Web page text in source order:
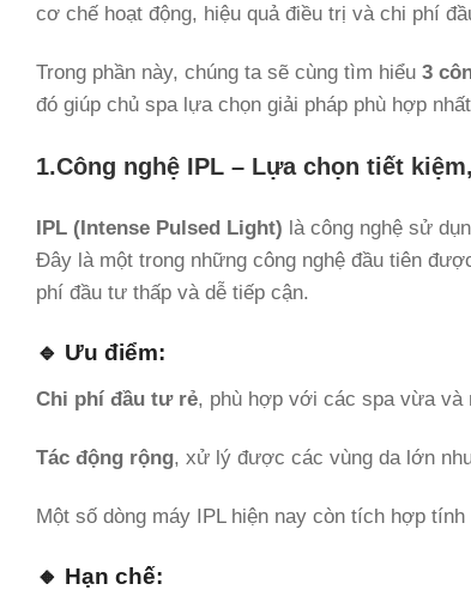
cơ chế hoạt động, hiệu quả điều trị và chi phí
Trong phần này, chúng ta sẽ cùng tìm hiểu 3
đó giúp chủ spa lựa chọn giải pháp phù hợp
1.Công nghệ IPL – Lựa chọn tiết
IPL (Intense Pulsed Light) là công nghệ sử
Đây là một trong những công nghệ đầu tiên
phí đầu tư thấp và dễ tiếp cận.
🔹 Ưu điểm:
Chi phí đầu tư rẻ, phù hợp với các spa vừa và
Tác động rộng, xử lý được các vùng da lớn
Một số dòng máy IPL hiện nay còn tích hợp
🔸 Hạn chế: